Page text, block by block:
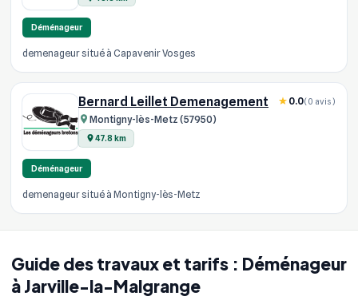
Guide des travaux et tarifs : Déménageur
à Jarville-la-Malgrange
Déménageur
demenageur situé à Capavenir Vosges
Bernard Leillet Demenagement
Montigny-lès-Metz (57950)
47.8 km
0.0(0 avis)
Déménageur
demenageur situé à Montigny-lès-Metz